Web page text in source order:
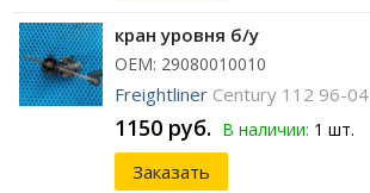
кран уровня б/у
ОЕМ: 29080010010
Freightliner Century 112 96-04
1150 руб. В наличии: 1 шт.
Заказать